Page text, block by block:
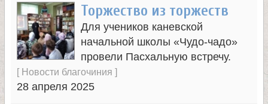
в
е
л
е
н
ю
Торжество из торжеств
Для учеников каневской
начальной школы «Чудо-чадо»
провели Пасхальную встречу.
[ Новости благочиния ]
28 апреля 2025